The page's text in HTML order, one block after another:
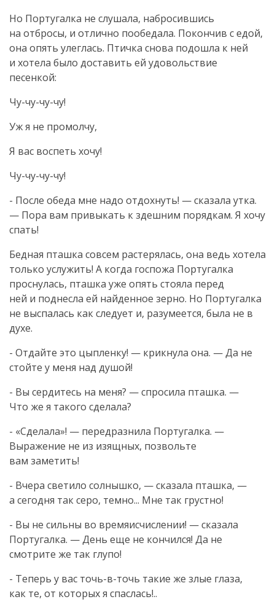
Но Португалка не слушала, набросившись
на отбросы, и отлично пообедала. Покончив с едой,
она опять улеглась. Птичка снова подошла к ней
и хотела было доставить ей удовольствие
песенкой:
Чу-чу-чу-чу!
Уж я не промолчу,
Я вас воспеть хочу!
Чу-чу-чу-чу!
- После обеда мне надо отдохнуть! — сказала утка.
— Пора вам привыкать к здешним порядкам. Я хочу
спать!
Бедная пташка совсем растерялась, она ведь хотела
только услужить! А когда госпожа Португалка
проснулась, пташка уже опять стояла перед
ней и поднесла ей найденное зерно. Но Португалка
не выспалась как следует и, разумеется, была не в
духе.
- Отдайте это цыпленку! — крикнула она. — Да не
стойте у меня над душой!
- Вы сердитесь на меня? — спросила пташка. —
Что же я такого сделала?
- «Сделала»! — передразнила Португалка. —
Выражение не из изящных, позвольте
вам заметить!
- Вчера светило солнышко, — сказала пташка, —
а сегодня так серо, темно... Мне так грустно!
- Вы не сильны во времяисчислении! — сказала
Португалка. — День еще не кончился! Да не
смотрите же так глупо!
- Теперь у вас точь-в-точь такие же злые глаза,
как те, от которых я спаслась!..